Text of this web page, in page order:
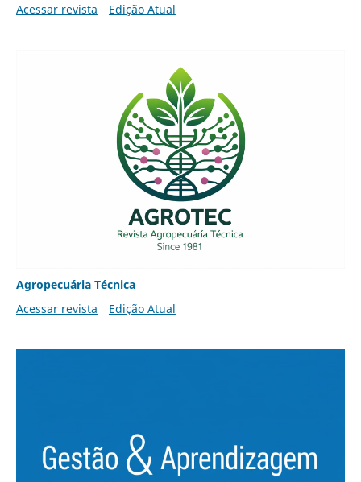
Acessar revista
Edição Atual
Agropecuária Técnica
Acessar revista
Edição Atual